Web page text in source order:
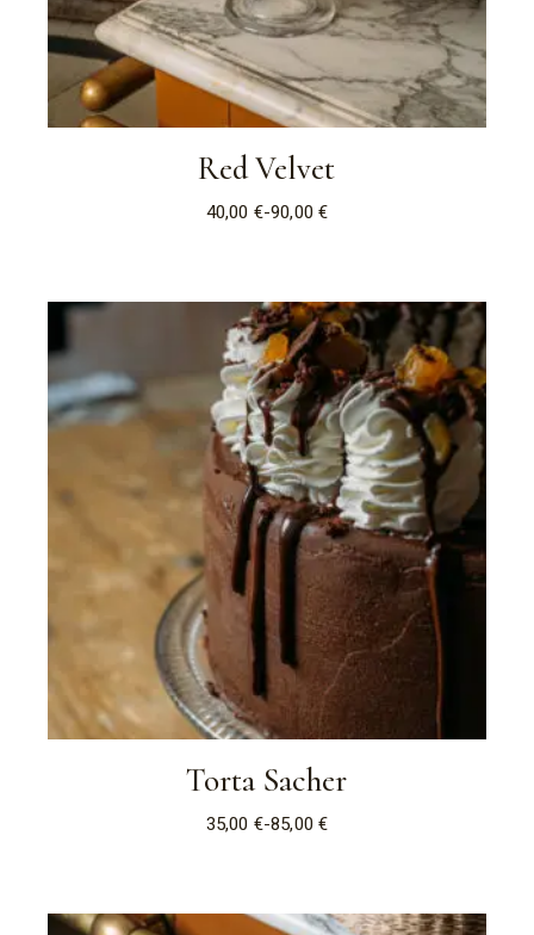
Red Velvet
40,00 €-90,00€
Fascia
a
90,00 €
Torta Sacher
35,00 €-85,00€
Fascia
a